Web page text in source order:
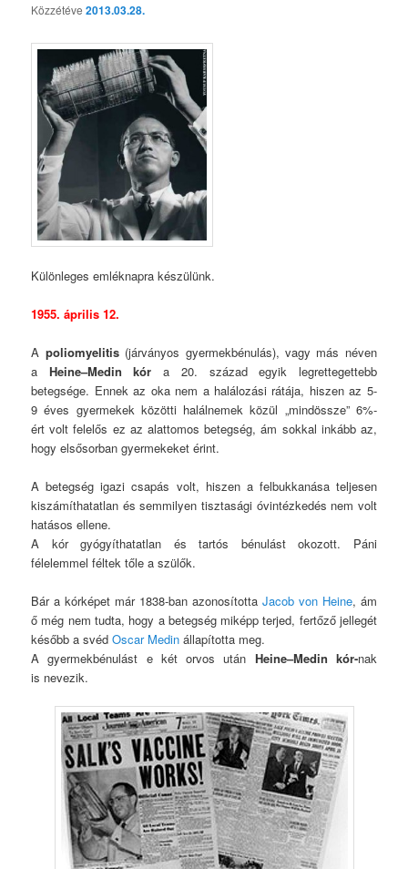
Közzétéve2013.03.28.
Különleges emléknapra készülünk.
1955. április 12.
A poliomyelitis(járványos gyermekbénulás), vagy más néven
a Heine–Medin kóra 20. század egyik legrettegettebb
betegsége. Ennek az oka nem a halálozási rátája, hiszen az 5-
9 éves gyermekek közötti halálnemek közül „mindössze” 6%-
ért volt felelős ez az alattomos betegség, ám sokkal inkább az,
hogy elsősorban gyermekeket érint.
A betegség igazi csapás volt, hiszen a felbukkanása teljesen
kiszámíthatatlan és semmilyen tisztasági óvintézkedés nem volt
hatásos ellene.
A kór gyógyíthatatlan és tartós bénulást okozott. Páni
félelemmel féltek tőle a szülők.
Bár a kórképet már 1838-ban azonosította Jacob von Heine, ám
ő még nem tudta, hogy a betegség miképp terjed, fertőző jellegét
később a svédOscar Medin állapította meg.
A gyermekbénulást e két orvos után Heine–Medin kór-nak
is nevezik.